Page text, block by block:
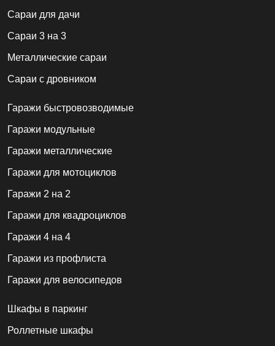
Cараи для дачи
Сараи 3 на 3
Металлические сараи
Сараи с дровником
Гаражи быстровозводимые
Гаражи модульные
Гаражи металлические
Гаражи для мотоциклов
Гаражи 2 на 2
Гаражи для квадроциклов
Гаражи 4 на 4
Гаражи из профлиста
Гаражи для велосипедов
Шкафы в паркинг
Роллетные шкафы